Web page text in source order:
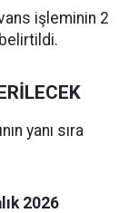
işleminin 2
yanı sıra
2026